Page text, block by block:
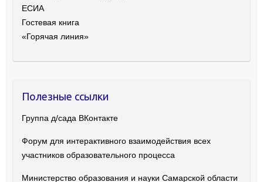
ЕСИА
Гостевая книга
«Горячая линия»
Полезные ссылки
Группа д/сада ВКонтакте
Форум для интерактивного взаимодействия всех
участников образовательного процесса
Министерство образования и науки Самарской области